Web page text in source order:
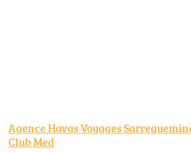
Agence Havas Voyages
Club Med